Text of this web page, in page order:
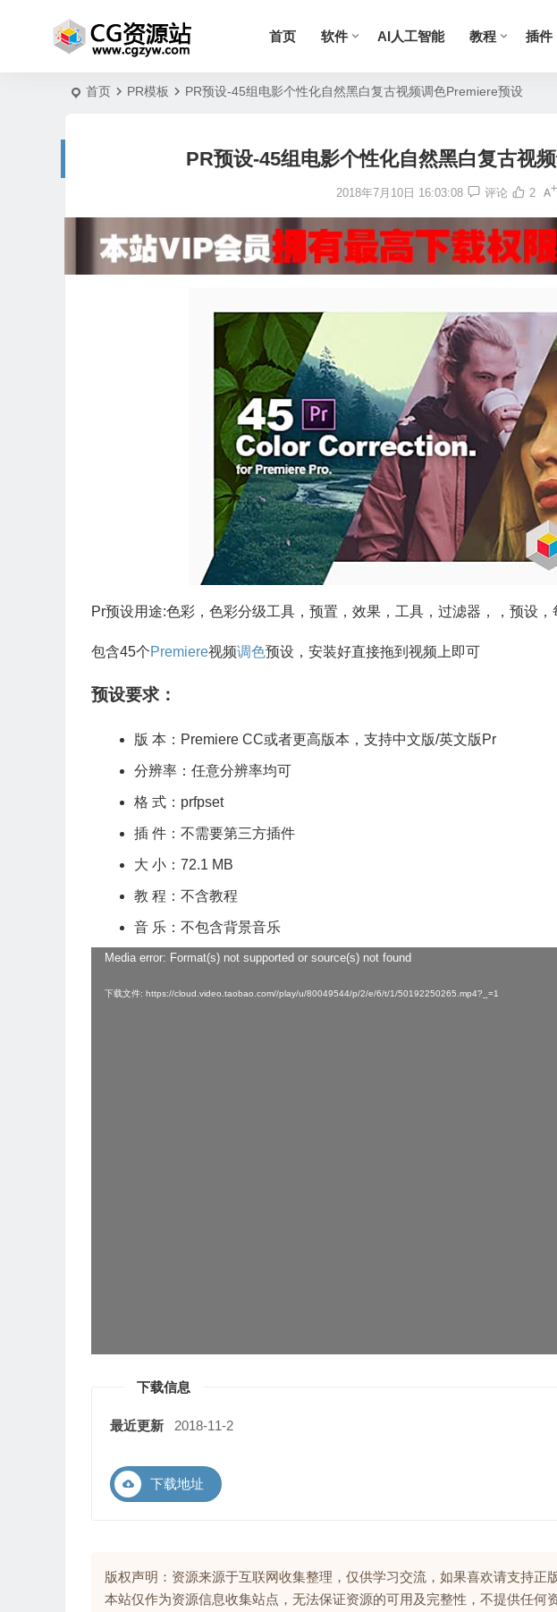
首页 软件 AI人工智能 教程 插件
首页 PR模板 PR预设-45组电影个性化自然黑白复古视频调色Premiere预设
PR预设-45组电影个性化自然黑白复古视
2018年7月10日 16:03:08 评论 2
Pr预设用途:色彩，色彩分级工具，预置，效果，工具，过滤器，，预设，
包含45个Premiere视频调色预设，安装好直接拖到视频上即可
预设要求：
版 本： Premiere CC或者更高版本，支持中文版/英文版Pr
分辨率：任意分辨率均可
格 式：prfpset
插 件：不需要第三方插件
大 小：72.1 MB
教 程：不含教程
音 乐：不包含背景音乐
Media error: Format(s) not supported or source(s) not found
下载文件: https://cloud.video.taobao.com//play/u/80049544/p/2/e/6/t/1/50192250265.mp4?_=1
下载信息
最近更新 2018-11-2
下载地址
版权声明：资源来源于互联网收集整理，仅供学习交流，如果喜欢请支持正版
本站仅作为资源信息收集站点，无法保证资源的可用及完整性，不提供任何